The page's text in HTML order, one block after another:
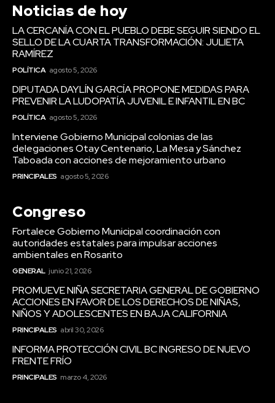
Noticias de hoy
LA CERCANÍA CON EL PUEBLO DEBE SEGUIR SIENDO EL
SELLO DE LA CUARTA TRANSFORMACIÓN: JULIETA
RAMÍREZ
POLÍTICA agosto 5, 2026
DIPUTADA DAYLÍN GARCÍA PROPONE MEDIDAS PARA
PREVENIR LA LUDOPATÍA JUVENIL E INFANTIL EN BC
POLÍTICA agosto 5, 2026
Interviene Gobierno Municipal colonias de las
delegaciones Otay Centenario, La Mesa y Sánchez
Taboada con acciones de mejoramiento urbano
PRINCIPALES agosto 5, 2026
Congreso
Fortalece Gobierno Municipal coordinación con
autoridades estatales para impulsar acciones
ambientales en Rosarito
GENERAL junio 21, 2026
PROMUEVE NIÑA SECRETARIA GENERAL DE GOBIERNO
ACCIONES EN FAVOR DE LOS DERECHOS DE NIÑAS,
NIÑOS Y ADOLESCENTES EN BAJA CALIFORNIA
PRINCIPALES abril 30, 2026
INFORMA PROTECCIÓN CIVIL BC INGRESO DE NUEVO
FRENTE FRÍO
PRINCIPALES marzo 4, 2026